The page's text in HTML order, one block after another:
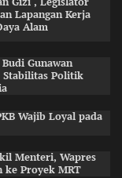
Lapangan Kerja
Alam
Gunawan
Politik
Wajib Loyal pada
Menteri, Wapres
ke Proyek MRT